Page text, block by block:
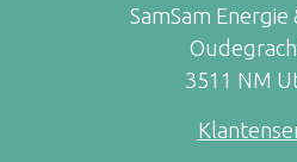
SamSam
3511 NM